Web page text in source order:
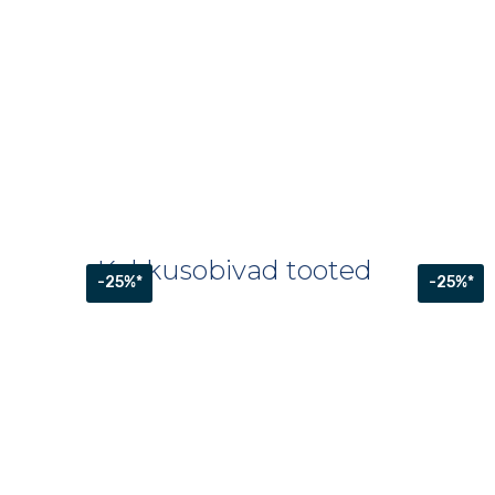
Kokkusobivad tooted
-25%* -25%*